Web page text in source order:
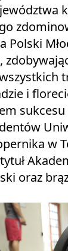
Polski
i
w
oraz